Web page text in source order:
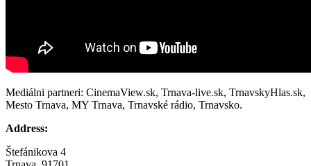
Mediálni partneri: CinemaView.sk, Trnava-live.sk, TrnavskyHlas.sk,
Mesto Trnava, MY Trnava, Trnavské rádio, Trnavsko.
Address:
Štefánikova 4